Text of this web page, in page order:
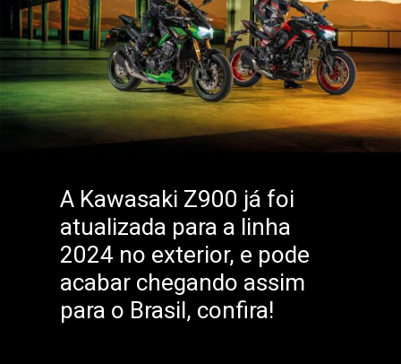
A Kawasaki Z900 já foi
atualizada para a linha
2024 no exterior, e pode
acabar chegando assim
para o Brasil, confira!